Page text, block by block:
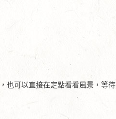
也可以直接在定點看看風景，等待